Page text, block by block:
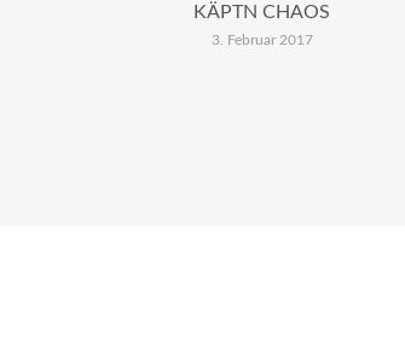
KÄPTN CHAOS
3. Februar 2017